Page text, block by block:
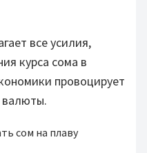
все усилия,
курса сома в
провоцирует
валюты.